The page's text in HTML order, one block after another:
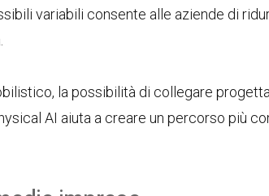
variabili consente alle aziende di
la possibilità di collegare
AI aiuta a creare un percorso più